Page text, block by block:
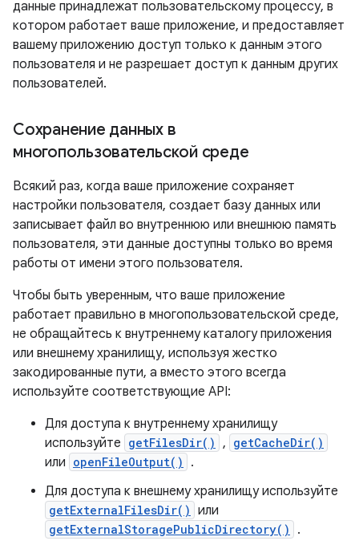
данные принадлежат пользовательскому процессу, в
котором работает ваше приложение, и предоставляет
вашему приложению доступ только к данным этого
пользователя и не разрешает доступ к данным других
пользователей.
Сохранение данных в
многопользовательской среде
Всякий раз, когда ваше приложение сохраняет
настройки пользователя, создает базу данных или
записывает файл во внутреннюю или внешнюю память
пользователя, эти данные доступны только во время
работы от имени этого пользователя.
Чтобы быть уверенным, что ваше приложение
работает правильно в многопользовательской среде,
не обращайтесь к внутреннему каталогу приложения
или внешнему хранилищу, используя жестко
закодированные пути, а вместо этого всегда
используйте соответствующие API:
Для доступа к внутреннему хранилищу
используйте getFilesDir() , getCacheDir()
или openFileOutput()
.
Для доступа к внешнему хранилищу используйте
getExternalFilesDir() или
getExternalStoragePublicDirectory()
.